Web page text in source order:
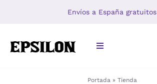
Envíos a España gratuitos
Toggle
Portada » Tienda